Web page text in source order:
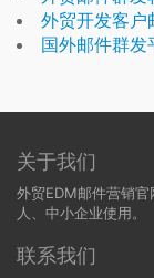
外贸开发客户
国外邮件群发
关于我们
外贸EDM邮件营销
人、中小企业使用。
联系我们